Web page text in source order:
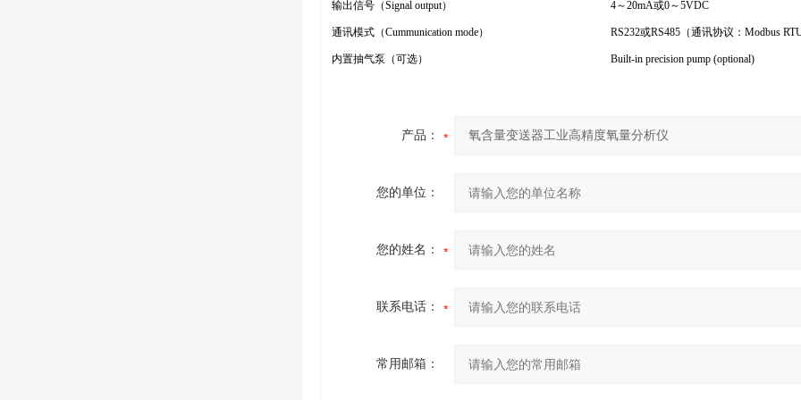
输出信号（Signal output） 4～20mA或0～5VDC
通讯模式（Cummunication mode） RS232或RS485（通讯协议：Modbus
内置抽气泵（可选） Built-in precision pump (optional)
产品：
您的单位：
您的姓名：
联系电话：
常用邮箱：